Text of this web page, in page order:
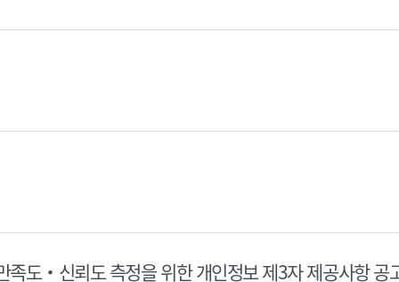
족도‧신뢰도 측정을 위한 개인정보 제3자 제공사항 공